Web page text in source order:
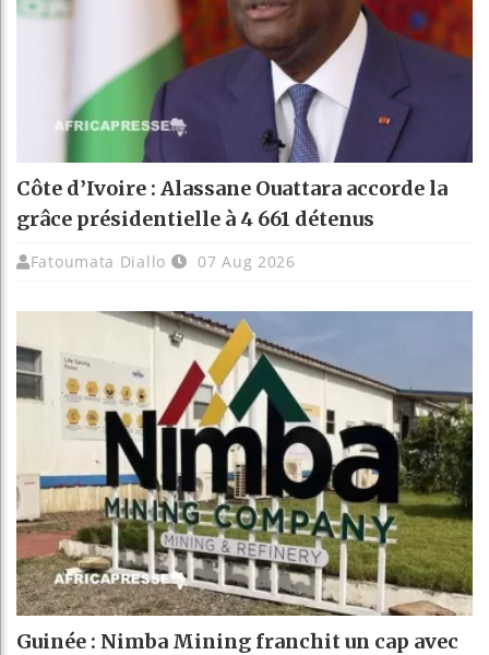
Côte d’Ivoire : Alassane Ouattara accorde la
grâce présidentielle à 4 661 détenus
Fatoumata Diallo 07 Aug 2026
Guinée : Nimba Mining franchit un cap avec